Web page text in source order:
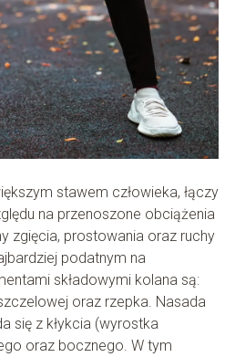
stawem człowieka, łączy
na przenoszone obciążenia
zgięcia, prostowania oraz ruchy
podatnym na
składowymi kolana są:
oraz rzepka. Nasada
się z kłykcia (wyrostka
oraz bocznego. W tym